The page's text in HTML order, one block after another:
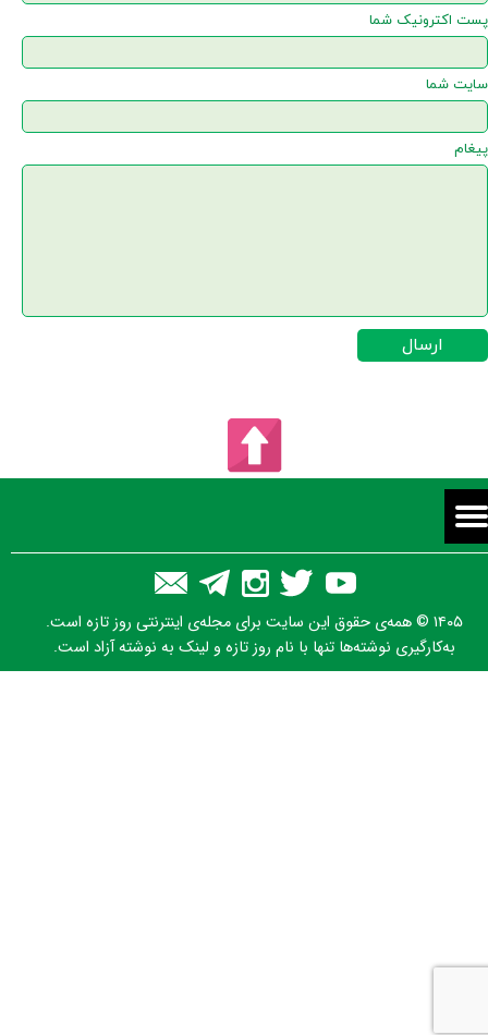
پست اکترونیک شما
سایت شما
پیغام
ارسال
۱۴۰۵ © همه‌ی حقوق این سایت برای مجله‌ی اینترنتی روز تازه است.
به‌کارگیری نوشته‌ها تنها با نام روز تازه و لینک به نوشته آزاد است.